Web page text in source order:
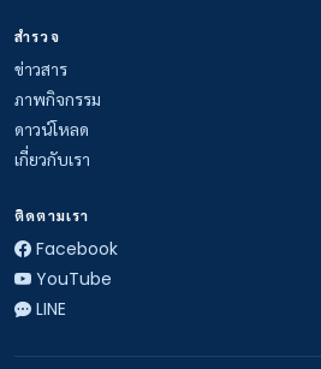
สำรวจ
ข่าวสาร
ภาพกิจกรรม
ดาวน์โหลด
เกี่ยวกับเรา
ติดตามเรา
Facebook
YouTube
LINE